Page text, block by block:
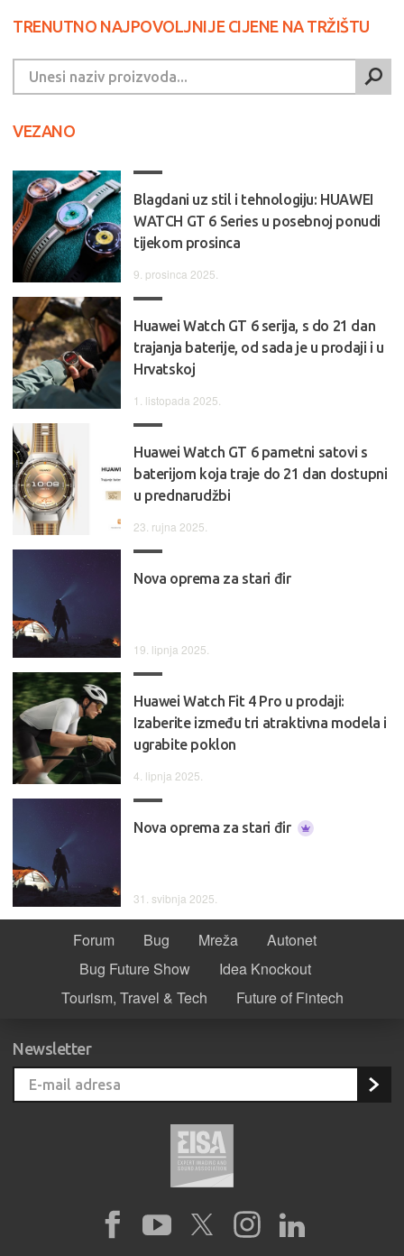
TRENUTNO NAJPOVOLJNIJE CIJENE NA TRŽIŠTU
VEZANO
Blagdani uz stil i tehnologiju: HUAWEI
WATCH GT 6 Series u posebnoj ponudi
tijekom prosinca
9. prosinca 2025.
Huawei Watch GT 6 serija, s do 21 dan
trajanja baterije, od sada je u prodaji i u
Hrvatskoj
1. listopada 2025.
Huawei Watch GT 6 pametni satovi s
baterijom koja traje do 21 dan dostupni
u prednarudžbi
23. rujna 2025.
Nova oprema za stari đir
19. lipnja 2025.
Huawei Watch Fit 4 Pro u prodaji:
Izaberite između tri atraktivna modela i
ugrabite poklon
4. lipnja 2025.
Nova oprema za stari đir
31. svibnja 2025.
Forum Bug Mreža
Autonet
Bug Future Show
Idea Knockout
Tourism, Travel & Tech
Future of Fintech
Newsletter